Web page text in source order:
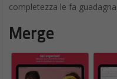
completezza le fa
Merge